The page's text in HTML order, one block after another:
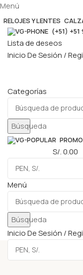
Menú
RELOJES Y LENTES
(+51)
Lista de deseos
Inicio De Sesión /
Categorías
Búsqueda
S/.0.00
Menú
Búsqueda
Inicio De Sesión /